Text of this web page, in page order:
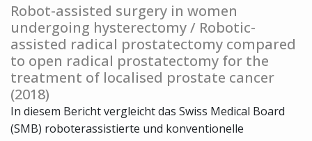
Robot-assisted surgery in women
undergoing hysterectomy / Robotic-
assisted radical prostatectomy compared
to open radical prostatectomy for the
treatment of localised prostate cancer
(2018)
In diesem Bericht vergleicht das Swiss Medical Board
(SMB) roboterassistierte und konventionelle